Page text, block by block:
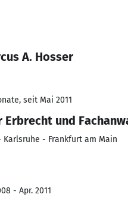
A. Hosser
seit Mai 2011
Erbrecht und
Karlsruhe - Frankfurt am Main
- Apr. 2011